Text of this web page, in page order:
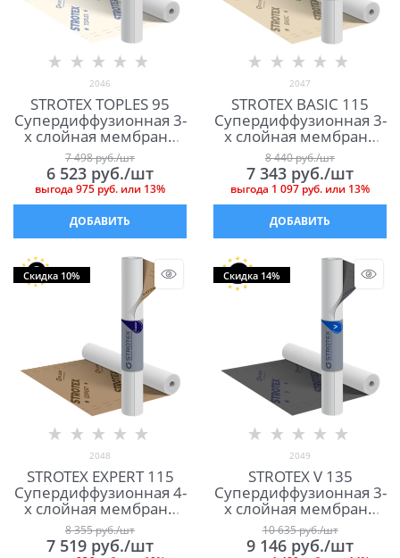
2046
STROTEX TOPLES 95
Супердиффузионная 3-
х слойная мембрана
для кровли и фасада
7 498 руб./шт
6 523 руб./шт
выгода 975 руб. или 13%
ДОБАВИТЬ
2047
STROTEX BASIC 115
Супердиффузионная 3-
х слойная мембрана
для кровли и фасада
8 440 руб./шт
7 343 руб./шт
выгода 1 097 руб. или 13%
ДОБАВИТЬ
Скидка 10%
2048
STROTEX EXPERT 115
Cупердиффузионная 4-
х слойная мембрана
для кровли и фасада
8 355 руб./шт
7 519 руб./шт
Скидка 14%
2049
STROTEX V 135
Супердиффузионная 3-
х слойная мембрана
для кровли и фасада
10 635 руб./шт
9 146 руб./шт